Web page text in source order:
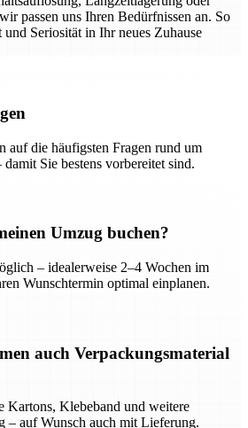
passen uns Ihren Bedürfnissen an. So
Seriosität in Ihr neues Zuhause
auf die häufigsten Fragen rund um
Sie bestens vorbereitet sind.
Umzug buchen?
– idealerweise 2–4 Wochen im
Wunschtermin optimal einplanen.
auch Verpackungsmaterial
Kartons, Klebeband und weitere
– auf Wunsch auch mit Lieferung.